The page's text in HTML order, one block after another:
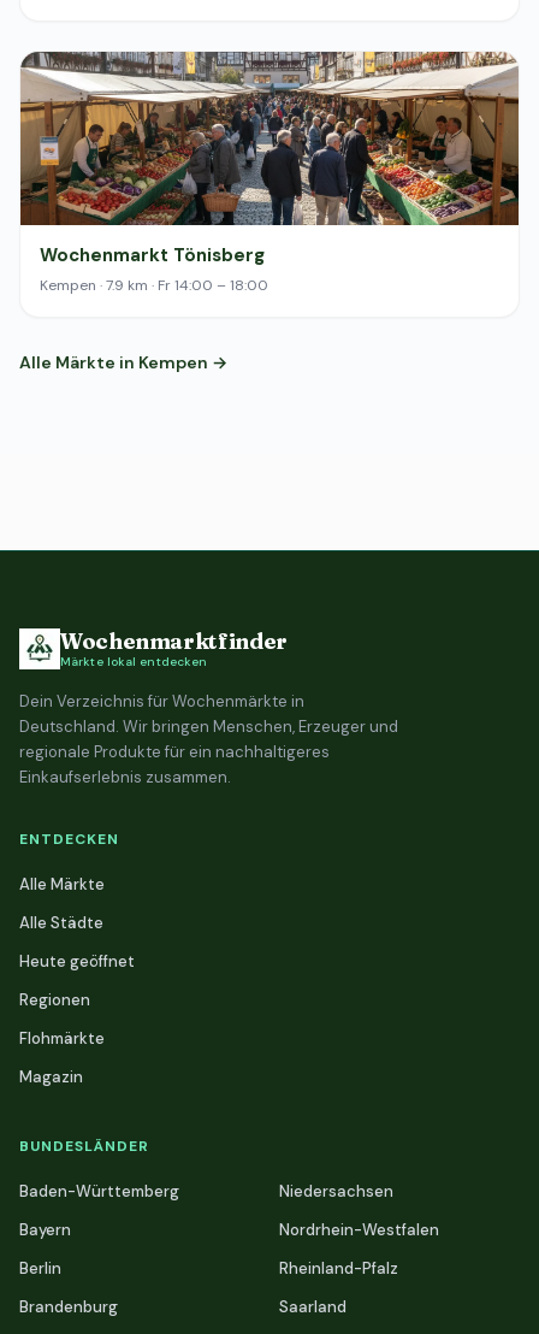
Wochenmarkt Tönisberg
Kempen · 7.9 km · Fr 14:00 – 18:00
Alle Märkte in Kempen →
Wochenmarktfinder
Märkte lokal entdecken
Dein Verzeichnis für Wochenmärkte in
Deutschland. Wir bringen Menschen, Erzeuger und
regionale Produkte für ein nachhaltigeres
Einkaufserlebnis zusammen.
ENTDECKEN
Alle Märkte
Alle Städte
Heute geöffnet
Regionen
Flohmärkte
Magazin
BUNDESLÄNDER
Baden-Württemberg
Bayern
Berlin
Brandenburg
Niedersachsen
Nordrhein-Westfalen
Rheinland-Pfalz
Saarland